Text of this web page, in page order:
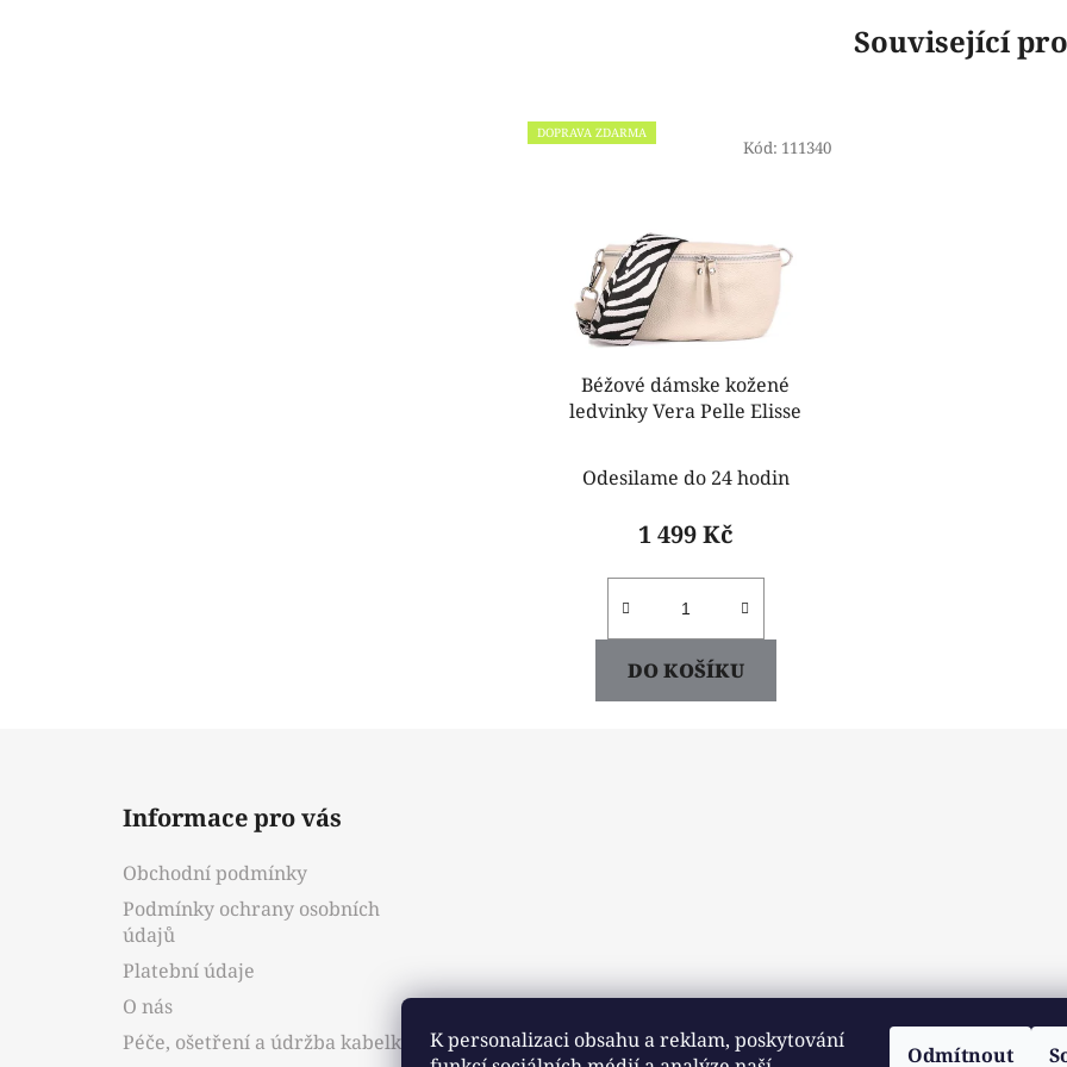
K personalizaci obsahu a reklam, poskytování
Odmítnout
Související
DOPRAVA ZDARMA
Béžové dámske kožené
ledvinky Vera Pelle Elisse
Odesilame do 24 hodin
1 499 Kč
DO KOŠÍKU
Kód: 111340
Informace pro vás
Obchodní podmínky
Podmínky ochrany osobních
údajů
Platební údaje
O nás
Péče, ošetření a údržba kabelky